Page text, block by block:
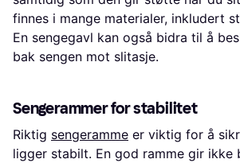
finnes i mange materialer, inkludert
En sengegavl kan også bidra til å
bak sengen mot slitasje.
Sengerammer for stabilitet
Riktig sengeramme er viktig for å
ligger stabilt. En god ramme gir ikke